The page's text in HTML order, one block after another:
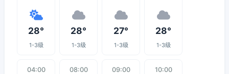
28°
1-3级
28°
1-3级
27°
1-3级
28°
1-3级
04:00 08:00 09:00 10:00